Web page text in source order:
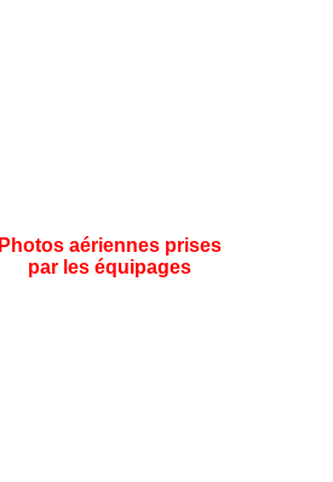
Photos aériennes prises
par les équipages